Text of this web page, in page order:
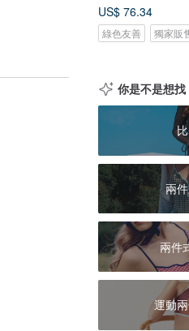
US$ 76.34
綠色友善 獨家販
你是不是想找
兩
兩件
運動